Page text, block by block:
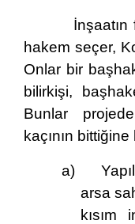
İnşaatın
hakem seçer,
Onlar bir
bilirkişi,
Bunlar
kaçının
a)
arsa
kısım